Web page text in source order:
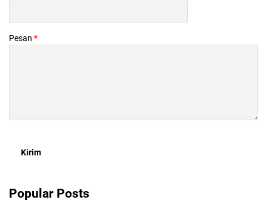
Pesan *
Popular Posts